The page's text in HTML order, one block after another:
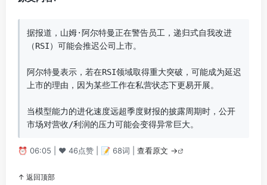
据报道，山姆·阿尔特曼正在警告员工，递归式自我改进
（RSI）可能会推迟公司上市。
阿尔特曼表示，若在RSI领域取得重大突破，可能成为延迟
上市的理由，因为某些工作在私营状态下更易开展。
当模型能力的进化速度远超季度财报的披露周期时，公开
市场对营收/利润的压力可能会变得异常巨大。
⏰ 06:05 | ❤️ 46点赞 | 📝 68词 | 查看原文 →
↑ 返回顶部